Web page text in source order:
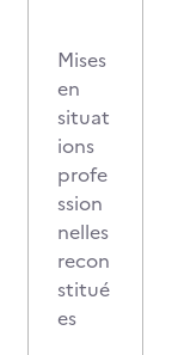
Mises
en
situat
ions
profe
ssion
nelles
recon
stitué
es